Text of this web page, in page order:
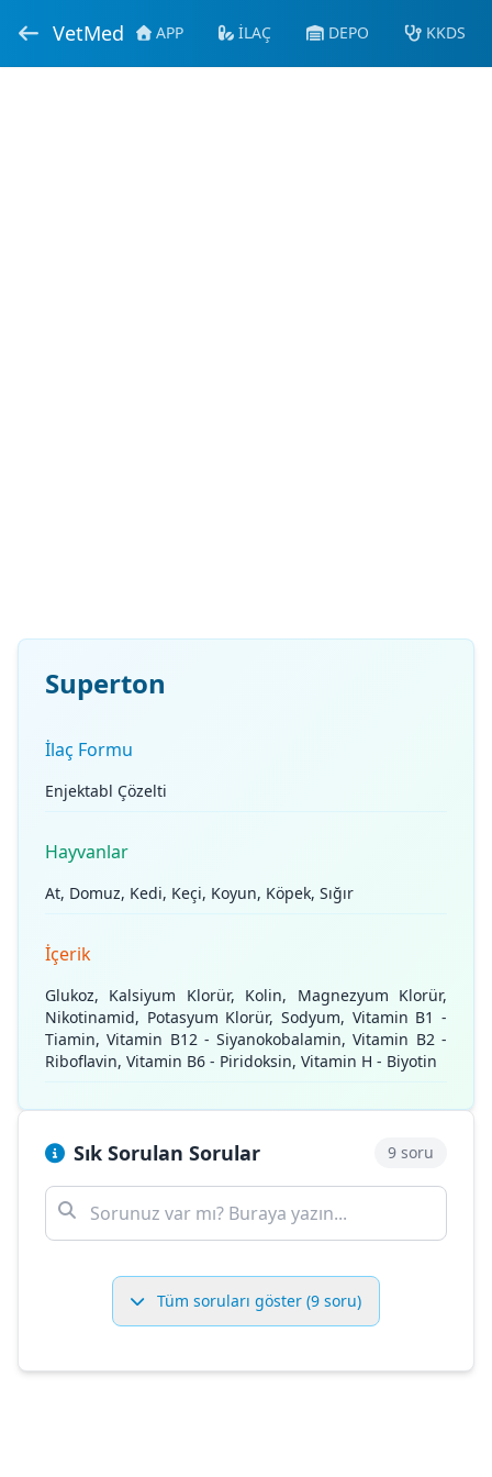
VetMed APP İLAÇ DEPO KKDS
Superton
İlaç Formu
Enjektabl Çözelti
Hayvanlar
At, Domuz, Kedi, Keçi, Koyun, Köpek, Sığır
İçerik
Glukoz, Kalsiyum Klorür, Kolin, Magnezyum Klorür,
Nikotinamid, Potasyum Klorür, Sodyum, Vitamin B1 -
Tiamin, Vitamin B12 - Siyanokobalamin, Vitamin B2 -
Riboflavin, Vitamin B6 - Piridoksin, Vitamin H - Biyotin
Sık Sorulan Sorular 9 soru
Tüm soruları göster (9 soru)